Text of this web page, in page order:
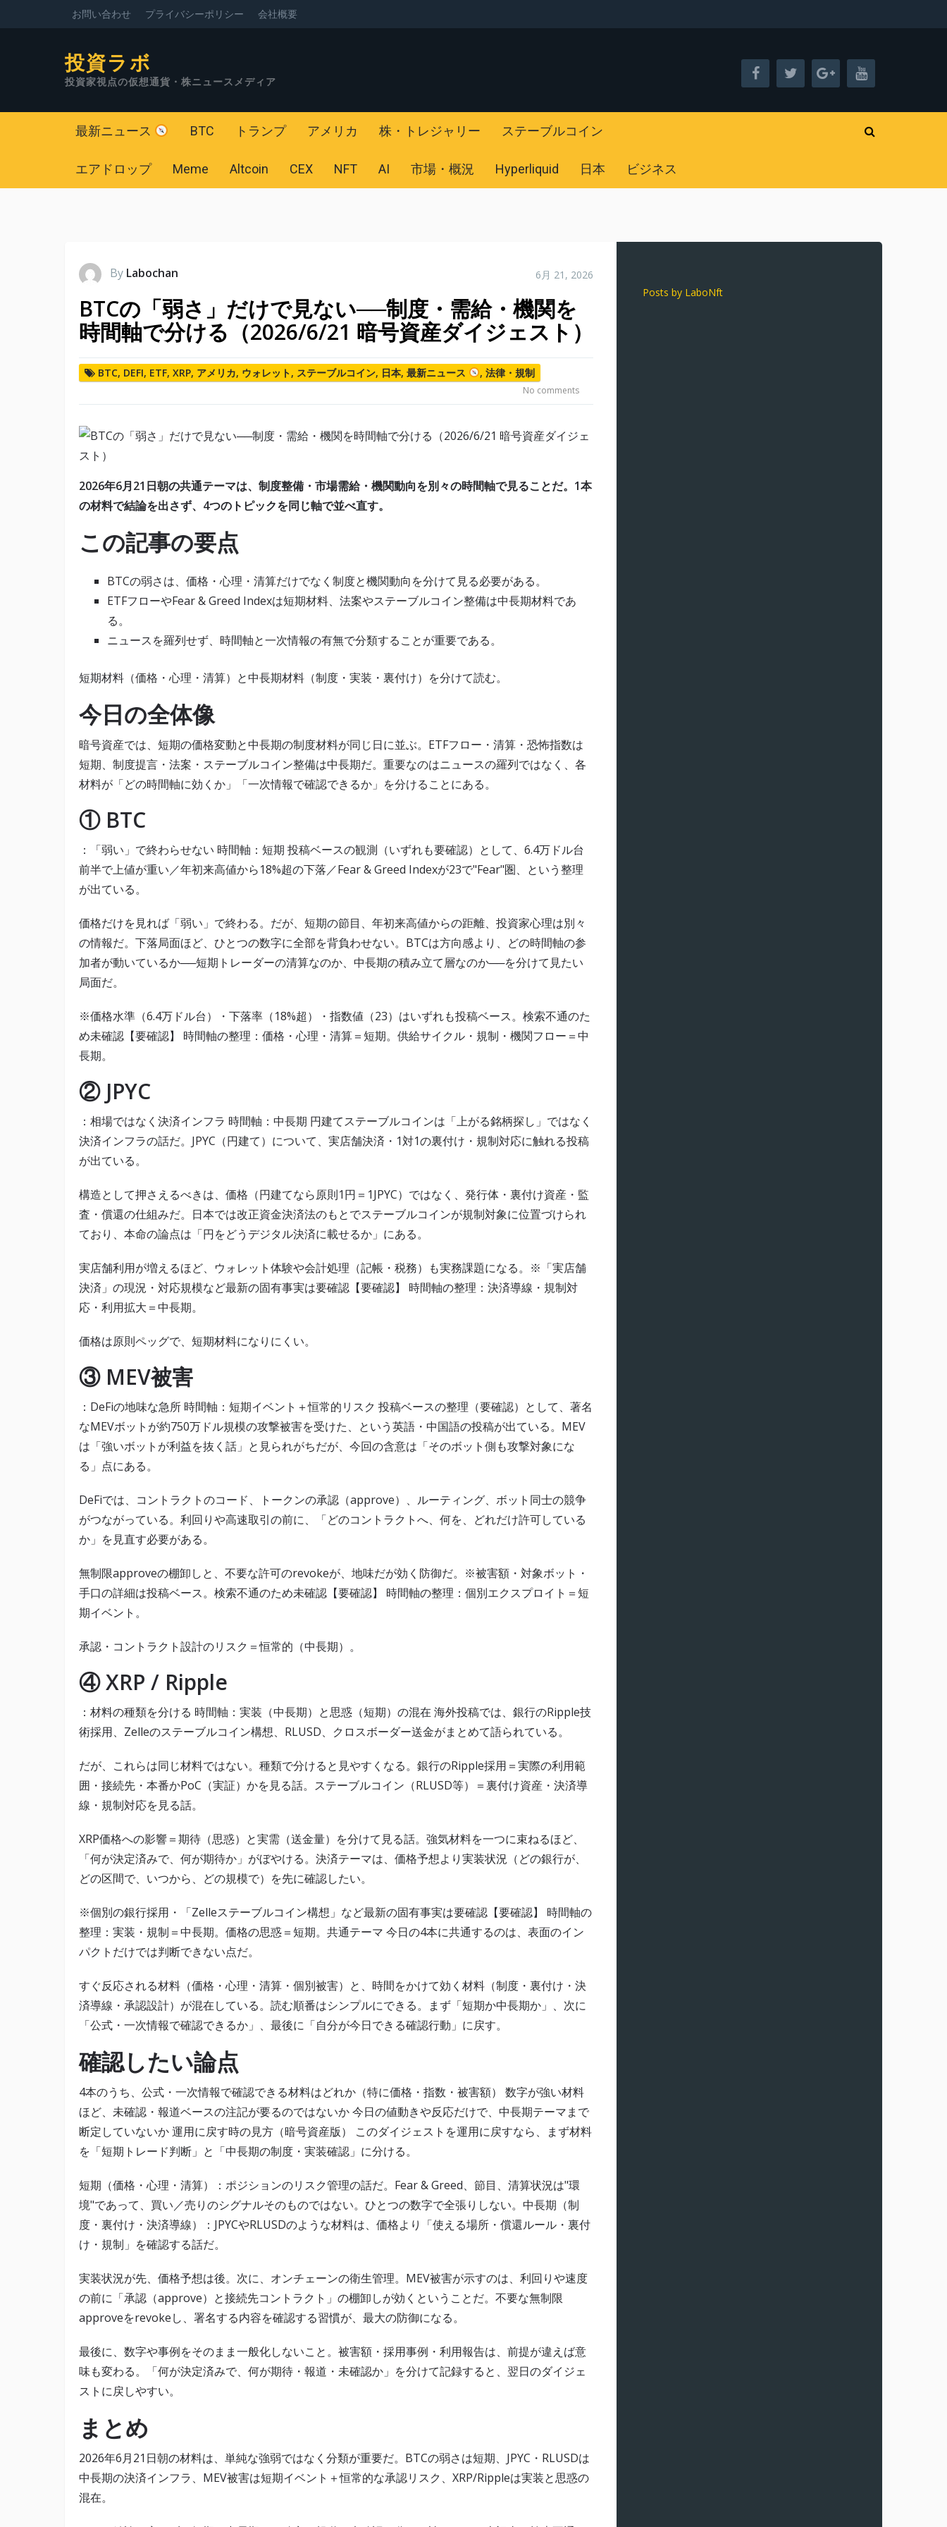
お問い合わせ プライバシーポリシー 会社概要
投資ラボ
投資家視点の仮想通貨・株ニュースメディア
最新ニュース BTC トランプ アメリカ 株・トレジャリー ステーブルコイン
エアドロップ Meme Altcoin CEX NFT AI 市場・概況 Hyperliquid 日本 ビジネス
By Labochan 6月 21, 2026
BTCの「弱さ」だけで見ない──制度・需給・機関を
時間軸で分ける（2026/6/21 暗号資産ダイジェスト）
BTC, DEFI, ETF, XRP, アメリカ, ウォレット, ステーブルコイン, 日本, 最新ニュース , 法律・規制
No comments
2026年6月21日朝の共通テーマは、制度整備・市場需給・機関動向を別々の時間軸で見ることだ。1本
の材料で結論を出さず、4つのトピックを同じ軸で並べ直す。
この記事の要点
BTCの弱さは、価格・心理・清算だけでなく制度と機関動向を分けて見る必要がある。
ETFフローやFear & Greed Indexは短期材料、法案やステーブルコイン整備は中長期材料であ
る。
ニュースを羅列せず、時間軸と一次情報の有無で分類することが重要である。
短期材料（価格・心理・清算）と中長期材料（制度・実装・裏付け）を分けて読む。
今日の全体像
暗号資産では、短期の価格変動と中長期の制度材料が同じ日に並ぶ。ETFフロー・清算・恐怖指数は
短期、制度提言・法案・ステーブルコイン整備は中長期だ。重要なのはニュースの羅列ではなく、各
材料が「どの時間軸に効くか」「一次情報で確認できるか」を分けることにある。
① BTC
：「弱い」で終わらせない 時間軸：短期 投稿ベースの観測（いずれも要確認）として、6.4万ドル台
前半で上値が重い／年初来高値から18%超の下落／Fear & Greed Indexが23で"Fear"圏、という整理
が出ている。
価格だけを見れば「弱い」で終わる。だが、短期の節目、年初来高値からの距離、投資家心理は別々
の情報だ。下落局面ほど、ひとつの数字に全部を背負わせない。BTCは方向感より、どの時間軸の参
加者が動いているか──短期トレーダーの清算なのか、中長期の積み立て層なのか──を分けて見たい
局面だ。
※価格水準（6.4万ドル台）・下落率（18%超）・指数値（23）はいずれも投稿ベース。検索不通のた
め未確認【要確認】 時間軸の整理：価格・心理・清算＝短期。供給サイクル・規制・機関フロー＝中
長期。
② JPYC
：相場ではなく決済インフラ 時間軸：中長期 円建てステーブルコインは「上がる銘柄探し」ではなく
決済インフラの話だ。JPYC（円建て）について、実店舗決済・1対1の裏付け・規制対応に触れる投稿
が出ている。
構造として押さえるべきは、価格（円建てなら原則1円＝1JPYC）ではなく、発行体・裏付け資産・監
査・償還の仕組みだ。日本では改正資金決済法のもとでステーブルコインが規制対象に位置づけられ
ており、本命の論点は「円をどうデジタル決済に載せるか」にある。
実店舗利用が増えるほど、ウォレット体験や会計処理（記帳・税務）も実務課題になる。※「実店舗
決済」の現況・対応規模など最新の固有事実は要確認【要確認】 時間軸の整理：決済導線・規制対
応・利用拡大＝中長期。
価格は原則ペッグで、短期材料になりにくい。
③ MEV被害
：DeFiの地味な急所 時間軸：短期イベント＋恒常的リスク 投稿ベースの整理（要確認）として、著名
なMEVボットが約750万ドル規模の攻撃被害を受けた、という英語・中国語の投稿が出ている。MEV
は「強いボットが利益を抜く話」と見られがちだが、今回の含意は「そのボット側も攻撃対象にな
る」点にある。
DeFiでは、コントラクトのコード、トークンの承認（approve）、ルーティング、ボット同士の競争
がつながっている。利回りや高速取引の前に、「どのコントラクトへ、何を、どれだけ許可している
か」を見直す必要がある。
無制限approveの棚卸しと、不要な許可のrevokeが、地味だが効く防御だ。※被害額・対象ボット・
手口の詳細は投稿ベース。検索不通のため未確認【要確認】 時間軸の整理：個別エクスプロイト＝短
期イベント。
承認・コントラクト設計のリスク＝恒常的（中長期）。
④ XRP / Ripple
：材料の種類を分ける 時間軸：実装（中長期）と思惑（短期）の混在 海外投稿では、銀行のRipple技
術採用、Zelleのステーブルコイン構想、RLUSD、クロスボーダー送金がまとめて語られている。
だが、これらは同じ材料ではない。種類で分けると見やすくなる。銀行のRipple採用＝実際の利用範
囲・接続先・本番かPoC（実証）かを見る話。ステーブルコイン（RLUSD等）＝裏付け資産・決済導
線・規制対応を見る話。
XRP価格への影響＝期待（思惑）と実需（送金量）を分けて見る話。強気材料を一つに束ねるほど、
「何が決定済みで、何が期待か」がぼやける。決済テーマは、価格予想より実装状況（どの銀行が、
どの区間で、いつから、どの規模で）を先に確認したい。
※個別の銀行採用・「Zelleステーブルコイン構想」など最新の固有事実は要確認【要確認】 時間軸の
整理：実装・規制＝中長期。価格の思惑＝短期。共通テーマ 今日の4本に共通するのは、表面のイン
パクトだけでは判断できない点だ。
すぐ反応される材料（価格・心理・清算・個別被害）と、時間をかけて効く材料（制度・裏付け・決
済導線・承認設計）が混在している。読む順番はシンプルにできる。まず「短期か中長期か」、次に
「公式・一次情報で確認できるか」、最後に「自分が今日できる確認行動」に戻す。
確認したい論点
4本のうち、公式・一次情報で確認できる材料はどれか（特に価格・指数・被害額） 数字が強い材料
ほど、未確認・報道ベースの注記が要るのではないか 今日の値動きや反応だけで、中長期テーマまで
断定していないか 運用に戻す時の見方（暗号資産版） このダイジェストを運用に戻すなら、まず材料
を「短期トレード判断」と「中長期の制度・実装確認」に分ける。
短期（価格・心理・清算）：ポジションのリスク管理の話だ。Fear & Greed、節目、清算状況は"環
境"であって、買い／売りのシグナルそのものではない。ひとつの数字で全張りしない。中長期（制
度・裏付け・決済導線）：JPYCやRLUSDのような材料は、価格より「使える場所・償還ルール・裏付
け・規制」を確認する話だ。
実装状況が先、価格予想は後。次に、オンチェーンの衛生管理。MEV被害が示すのは、利回りや速度
の前に「承認（approve）と接続先コントラクト」の棚卸しが効くということだ。不要な無制限
approveをrevokeし、署名する内容を確認する習慣が、最大の防御になる。
最後に、数字や事例をそのまま一般化しないこと。被害額・採用事例・利用報告は、前提が違えば意
味も変わる。「何が決定済みで、何が期待・報道・未確認か」を分けて記録すると、翌日のダイジェ
ストに戻しやすい。
まとめ
2026年6月21日朝の材料は、単純な強弱ではなく分類が重要だ。BTCの弱さは短期、JPYC・RLUSDは
中長期の決済インフラ、MEV被害は短期イベント＋恒常的な承認リスク、XRP/Rippleは実装と思惑の
混在。
Posts by LaboNft